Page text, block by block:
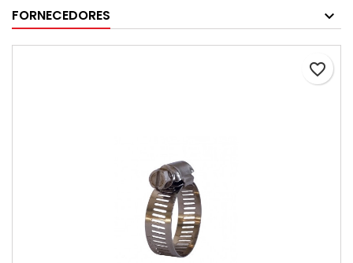
FORNECEDORES
favorite_border